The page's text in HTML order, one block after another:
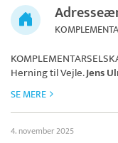
Herning til Vejle.Jens
SE MERE
4. november 2025